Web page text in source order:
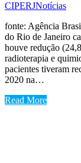
CIPERJNotícias
fonte: Agência
do Rio de Janeiro
houve redução
radioterapia e
pacientes tiveram
2020 na…
Read More